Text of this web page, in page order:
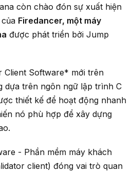
còn chào đón sự xuất hiện
Firedancer, một máy
được phát triển bởi Jump
Client Software* mới trên
dựa trên ngôn ngữ lập trình C
thiết kế để hoạt động nhanh
nó phù hợp để xây dựng
- Phần mềm máy khách
client) đóng vai trò quan